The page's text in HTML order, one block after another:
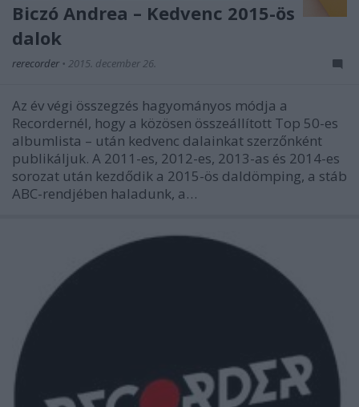
Biczó Andrea – Kedvenc 2015-ös
dalok
rerecorder • 2015. december 26.
Az év végi összegzés hagyományos módja a
Recordernél, hogy a közösen összeállított Top 50-es
albumlista – után kedvenc dalainkat szerzőnként
publikáljuk. A 2011-es, 2012-es, 2013-as és 2014-es
sorozat után kezdődik a 2015-ös daldömping, a stáb
ABC-rendjében haladunk, a…